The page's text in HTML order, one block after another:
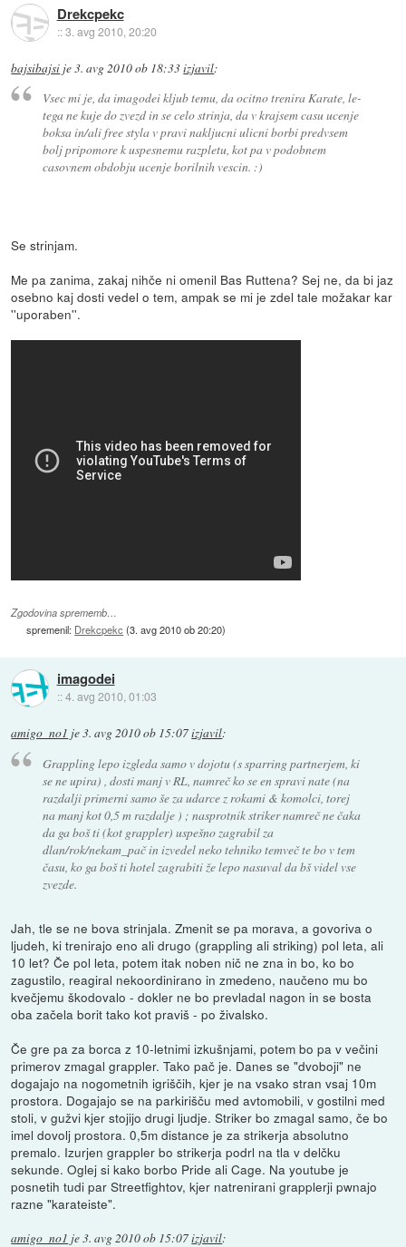
Drekcpekc
::3. avg 2010, 20:20
bajsibajsi je3. avg 2010 ob 18:33izjavil:
Vsec mi je, da imagodei kljub temu, da ocitno trenira Karate, le-
tega ne kuje do zvezd in se celo strinja, da v krajsem casu ucenje
boksa in/ali free styla v pravi nakljucni ulicni borbi predvsem
bolj pripomore k uspesnemu razpletu, kot pa v podobnem
casovnem obdobju ucenje borilnih vescin. :)
Se strinjam.
Me pa zanima, zakaj nihče ni omenil Bas Ruttena? Sej ne, da bi jaz
osebno kaj dosti vedel o tem, ampak se mi je zdel tale možakar kar
''uporaben''.
Zgodovina sprememb…
spremenil: Drekcpekc (3. avg 2010 ob 20:20)
imagodei
::4. avg 2010, 01:03
amigo_no1 je3. avg 2010 ob 15:07izjavil:
Grappling lepo izgleda samo v dojotu (s sparring partnerjem, ki
se ne upira) , dosti manj v RL, namreč ko se en spravi nate (na
razdalji primerni samo še za udarce z rokami & komolci, torej
na manj kot 0,5 m razdalje ) ; nasprotnik striker namreč ne čaka
da ga boš ti (kot grappler) uspešno zagrabil za
dlan/rok/nekam_pač in izvedel neko tehniko temveč te bo v tem
času, ko ga boš ti hotel zagrabiti že lepo nasuval da bš videl vse
zvezde.
Jah, tle se ne bova strinjala. Zmenit se pa morava, a govoriva o
ljudeh, ki trenirajo eno ali drugo (grappling ali striking) pol leta, ali
10 let? Če pol leta, potem itak noben nič ne zna in bo, ko bo
zagustilo, reagiral nekoordinirano in zmedeno, naučeno mu bo
kvečjemu škodovalo - dokler ne bo prevladal nagon in se bosta
oba začela borit tako kot praviš - po živalsko.
Če gre pa za borca z 10-letnimi izkušnjami, potem bo pa v večini
primerov zmagal grappler. Tako pač je. Danes se "dvoboji" ne
dogajajo na nogometnih igriščih, kjer je na vsako stran vsaj 10m
prostora. Dogajajo se na parkirišču med avtomobili, v gostilni med
stoli, v gužvi kjer stojijo drugi ljudje. Striker bo zmagal samo, če bo
imel dovolj prostora. 0,5m distance je za strikerja absolutno
premalo. Izurjen grappler bo strikerja podrl na tla v delčku
sekunde. Oglej si kako borbo Pride ali Cage. Na youtube je
posnetih tudi par Streetfightov, kjer natrenirani grapplerji pwnajo
razne "karateiste".
amigo_no1 je3. avg 2010 ob 15:07izjavil: